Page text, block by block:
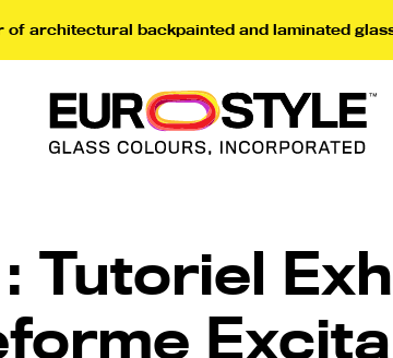
of architectural backpainted and laminated
Tutoriel